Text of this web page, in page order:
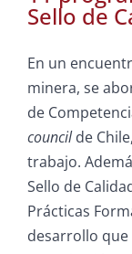
Sello de
En un
minera, se
de
councilde
trabajo.
Sello de
Prácticas
desarrollo que